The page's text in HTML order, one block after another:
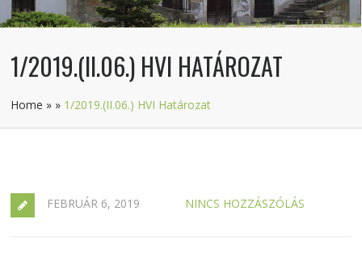
1/2019.(II.06.) HVI HATÁROZAT
Home » » 1/2019.(II.06.) HVI Határozat
FEBRUÁR 6, 2019 NINCS HOZZÁSZÓLÁS